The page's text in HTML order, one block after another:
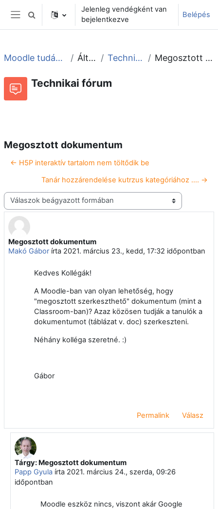
Tovább a fő tartalomhoz
Oldalpanel
Keresési bemeneti adatok váltása
Jelenleg vendégként van
bejelentkezve
Belépés
Moodle tudástár és fórum Általános Technikai fórum Megosztott dokumentum
Technikai fórum
Megosztott dokumentum
← H5P interaktív tartalom nem töltődik be
Tanár hozzárendelése kutrzus kategóriához .... →
Megjelenítési mód
Megosztott dokumentum
Makó Gábor írta 2021. március 23., kedd, 17:32 időpontban
Válaszok szám: 2
Kedves Kollégák!
A Moodle-ban van olyan lehetőség, hogy
"megosztott szerkeszthető" dokumentum (mint a
Classroom-ban)? Azaz közösen tudják a tanulók a
dokumentumot (táblázat v. doc) szerkeszteni.
Néhány kolléga szeretné. :)
Gábor
Permalink Válasz
Válasz erre: Makó Gábor
Tárgy: Megosztott dokumentum
Papp Gyulaírta 2021. március 24., szerda, 09:26
időpontban
Moodle eszköz nincs, viszont akár Google